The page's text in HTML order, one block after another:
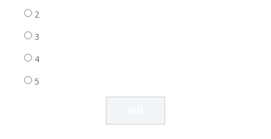
2
3
4
5